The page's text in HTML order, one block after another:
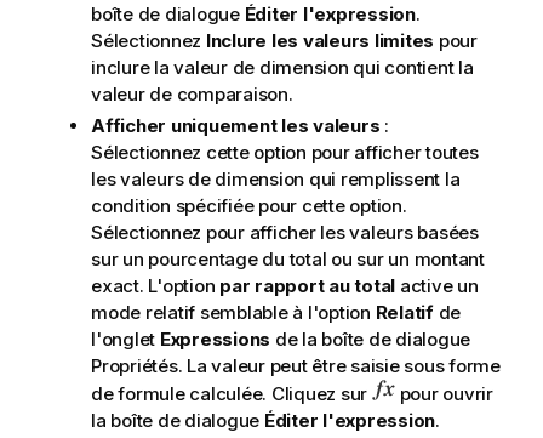
boîte de dialogue Éditer l'expression.
Sélectionnez Inclure les valeurs limites pour
inclure la valeur de dimension qui contient la
valeur de comparaison.
Afficher uniquement les valeurs :
Sélectionnez cette option pour afficher toutes
les valeurs de dimension qui remplissent la
condition spécifiée pour cette option.
Sélectionnez pour afficher les valeurs basées
sur un pourcentage du total ou sur un montant
exact. L'option par rapport au total active un
mode relatif semblable à l'option Relatif de
l'onglet Expressions de la boîte de dialogue
Propriétés. La valeur peut être saisie sous forme
de formule calculée. Cliquez sur
pour ouvrir
la boîte de dialogue Éditer l'expression.